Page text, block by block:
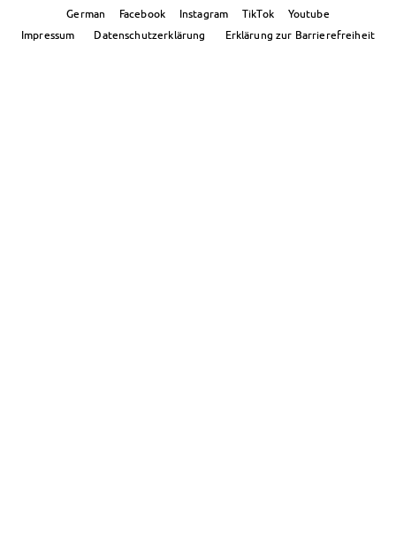
German
Facebook Instagram TikTok
Youtube
Impressum
Datenschutzerklärung Erklärung zur Barrierefreiheit